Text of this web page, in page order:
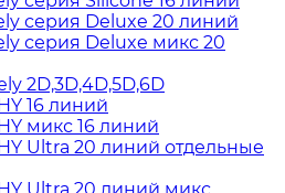
серия Deluxe 20 линий
серия Deluxe микс 20
2D,3D,4D,5D,6D
16 линий
микс 16 линий
Ultra 20 линий отдельные